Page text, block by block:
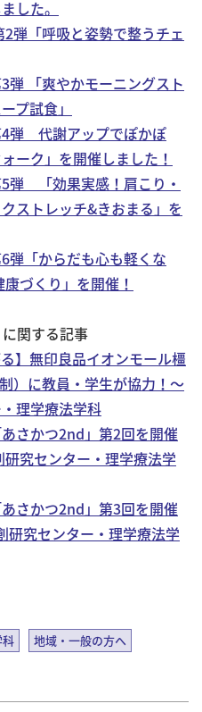
した。
弾「呼吸と姿勢で整うチェ
弾 「爽やかモーニングスト
プ試食」
4弾 代謝アップでぽかぽ
ーク」を開催しました！
弾 「効果実感！肩こり・
ストレッチ&きおまる」を
弾「からだも心も軽くな
づくり」を開催！
関する記事
】無印良品イオンモール橿
）に教員・学生が協力！～
理学療法学科
さかつ2nd」第2回を開催
究センター・理学療法学
さかつ2nd」第3回を開催
研究センター・理学療法学
地域・一般の方へ